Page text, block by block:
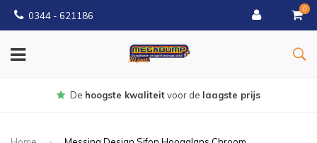
0344 - 621186
0
Gratisbezorgd vanaf € 150